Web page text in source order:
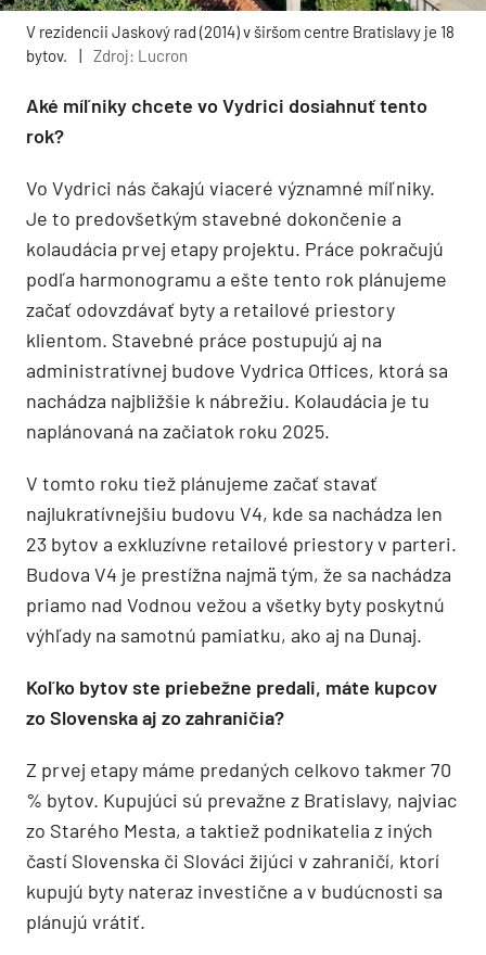
V rezidencii Jaskový rad (2014) v širšom centre Bratislavy je 18
bytov.
| Zdroj: Lucron
Aké míľniky chcete vo Vydrici dosiahnuť tento
rok?
Vo Vydrici nás čakajú viaceré významné míľniky.
Je to predovšetkým stavebné dokončenie a
kolaudácia prvej etapy projektu. Práce pokračujú
podľa harmonogramu a ešte tento rok plánujeme
začať odovzdávať byty a retailové priestory
klientom. Stavebné práce postupujú aj na
administratívnej budove Vydrica Offices, ktorá sa
nachádza najbližšie k nábrežiu. Kolaudácia je tu
naplánovaná na začiatok roku 2025.
V tomto roku tiež plánujeme začať stavať
najlukratívnejšiu budovu V4, kde sa nachádza len
23 bytov a exkluzívne retailové priestory v parteri.
Budova V4 je prestížna najmä tým, že sa nachádza
priamo nad Vodnou vežou a všetky byty poskytnú
výhľady na samotnú pamiatku, ako aj na Dunaj.
Koľko bytov ste priebežne predali, máte kupcov
zo Slovenska aj zo zahraničia?
Z prvej etapy máme predaných celkovo takmer 70
% bytov. Kupujúci sú prevažne z Bratislavy, najviac
zo Starého Mesta, a taktiež podnikatelia z iných
častí Slovenska či Slováci žijúci v zahraničí, ktorí
kupujú byty nateraz investične a v budúcnosti sa
plánujú vrátiť.